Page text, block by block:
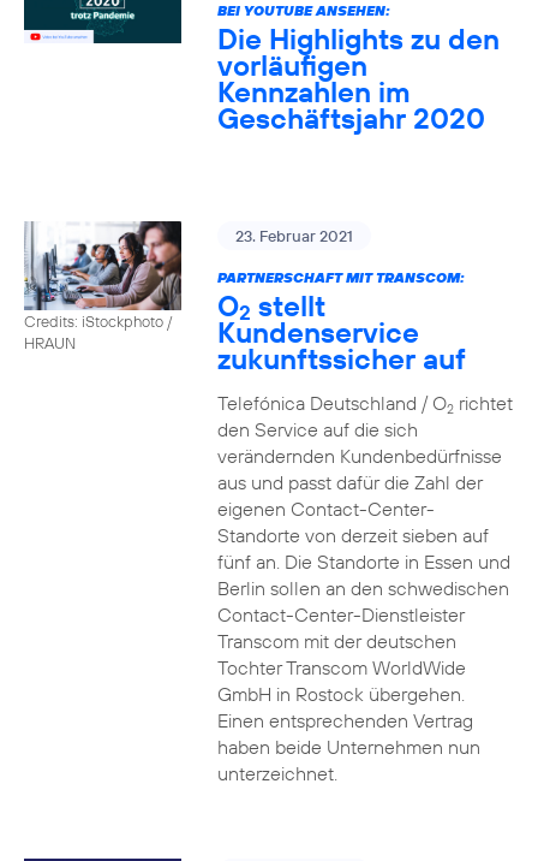
BEI YOUTUBE ANSEHEN:
Die Highlights zu den
vorläufigen
Kennzahlen im
Geschäftsjahr 2020
Credits: iStockphoto /
HRAUN
23. Februar 2021
PARTNERSCHAFT MIT TRANSCOM:
O2 stellt
Kundenservice
zukunftssicher auf
Telefónica Deutschland / O2richtet
den Service auf die sich
verändernden Kundenbedürfnisse
aus und passt dafür die Zahl der
eigenen Contact-Center-
Standorte von derzeit sieben auf
fünf an. Die Standorte in Essen und
Berlin sollen an den schwedischen
Contact-Center-Dienstleister
Transcom mit der deutschen
Tochter Transcom WorldWide
GmbH in Rostock übergehen.
Einen entsprechenden Vertrag
haben beide Unternehmen nun
unterzeichnet.